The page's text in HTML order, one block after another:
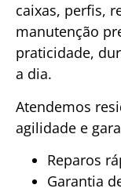
caixas, perfis,
manutenção
praticidade,
a dia.
Atendemos
agilidade e
Reparos
Garantia